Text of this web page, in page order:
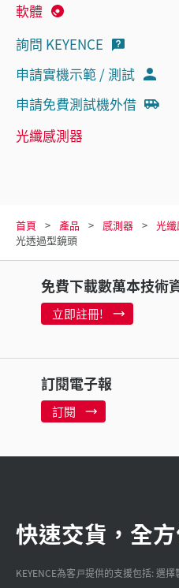
軟體
詢問 KEYENCE
申請實機示範 / 測試
申請免費測試機外借
光纖感測器
首頁 產品 感測器 光
光透過型鏡頭
免費下載數萬本技術
立即註冊!
訂閱電子報
訂閱
快速交貨，全
KEYENCE為客戸提供的支援包括: 選